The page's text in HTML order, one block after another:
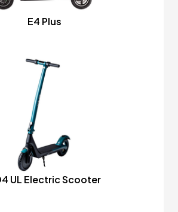
E4 Plus
UL Electric Scooter